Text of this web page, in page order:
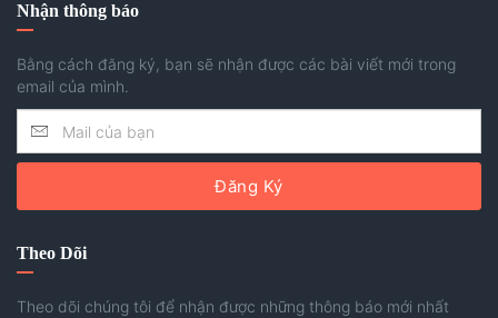
Nhận thông báo
Bằng cách đăng ký, bạn sẽ nhận được các bài viết mới trong
email của mình.
Đăng Ký
Theo Dõi
Theo dõi chúng tôi để nhận được những thông báo mới nhất